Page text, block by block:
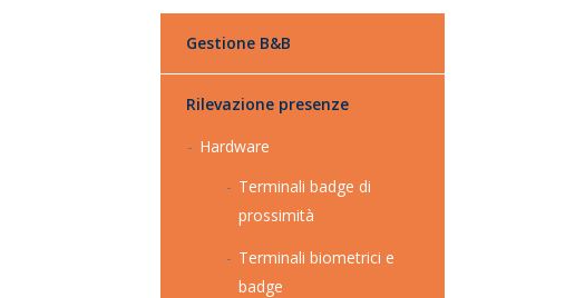
Gestione B&B
Rilevazione presenze
Hardware
Terminali badge di
prossimità
Terminali biometrici e
badge